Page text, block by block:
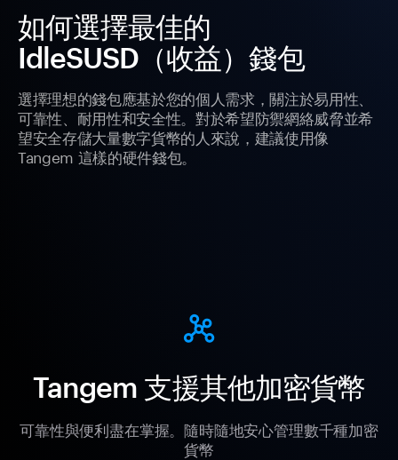
如何選擇最佳的
IdleSUSD（收益）錢包
選擇理想的錢包應基於您的個人需求，關注於易用性、
可靠性、耐用性和安全性。對於希望防禦網絡威脅並希
望安全存儲大量數字貨幣的人來說，建議使用像
Tangem 這樣的硬件錢包。
Tangem 支援其他加密貨幣
可靠性與便利盡在掌握。隨時隨地安心管理數千種加密
貨幣